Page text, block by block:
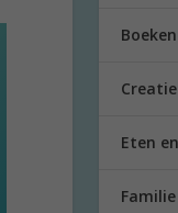
Boeken
Eten
Familie